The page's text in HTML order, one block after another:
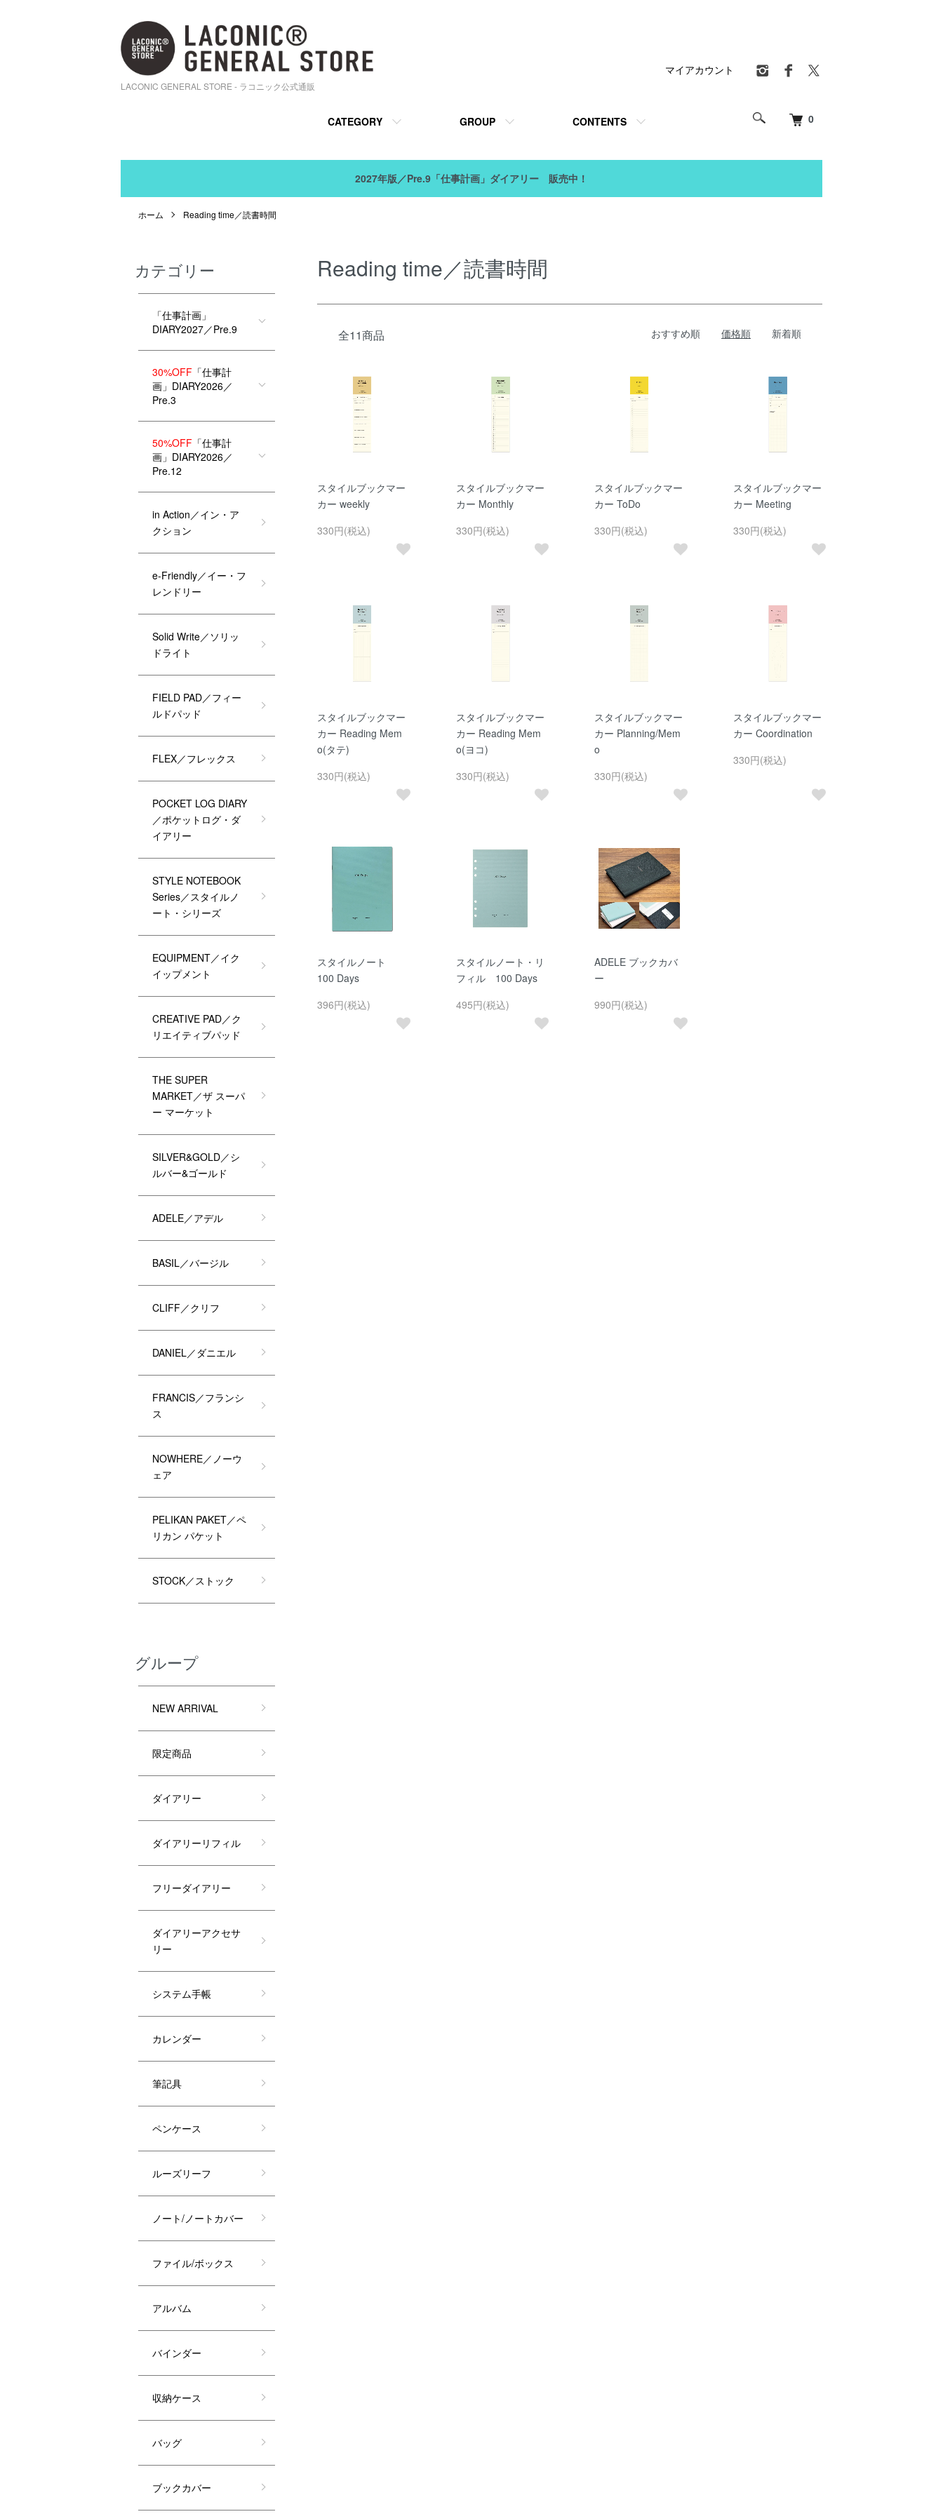
LACONIC GENERAL STORE - ラコニック公式通販
0
CATEGORY GROUP CONTENTS
マイアカウント
2027年版／Pre.9「仕事計画」ダイアリー 販売中！
ホーム Reading time／読書時間
Reading time／読書時間
全11商品 おすすめ順 価格順 新着順
スタイルブックマー
カー weekly
330円(税込)
スタイルブックマー
カー Monthly
330円(税込)
スタイルブックマー
カー ToDo
330円(税込)
スタイルブックマー
カー Meeting
330円(税込)
スタイルブックマー
カー Reading Mem
o(タテ)
330円(税込)
スタイルブックマー
カー Reading Mem
o(ヨコ)
330円(税込)
スタイルブックマー
カー Planning/Mem
o
330円(税込)
スタイルブックマー
カー Coordination
330円(税込)
スタイルノート
100 Days
396円(税込)
スタイルノート・リ
フィル 100 Days
495円(税込)
ADELE ブックカバ
ー
990円(税込)
カテゴリー
「仕事計画」
DIARY2027／Pre.9
30%OFF 「仕事計
画」DIARY2026／
Pre.3
50%OFF 「仕事計
画」DIARY2026／
Pre.12
in Action／イン・ア
クション
e-Friendly／イー・フ
レンドリー
Solid Write／ソリッ
ドライト
FIELD PAD／フィー
ルドパッド
FLEX／フレックス
POCKET LOG DIARY
／ポケットログ・ダ
イアリー
STYLE NOTEBOOK
Series／スタイルノ
ート・シリーズ
EQUIPMENT／イク
イップメント
CREATIVE PAD／ク
リエイティブパッド
THE SUPER
MARKET／ザ スーパ
ー マーケット
SILVER&GOLD／シ
ルバー&ゴールド
ADELE／アデル
BASIL／バージル
CLIFF／クリフ
DANIEL／ダニエル
FRANCIS／フランシ
ス
NOWHERE／ノーウ
ェア
PELIKAN PAKET／ペ
リカン パケット
STOCK／ストック
グループ
NEW ARRIVAL
限定商品
ダイアリー
ダイアリーリフィル
フリーダイアリー
ダイアリーアクセサ
リー
システム手帳
カレンダー
筆記具
ペンケース
ルーズリーフ
ノート/ノートカバー
ファイル/ボックス
アルバム
バインダー
収納ケース
バッグ
ブックカバー